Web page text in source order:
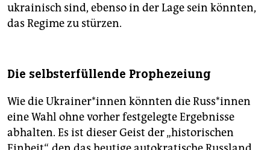
ukrainisch sind, ebenso in der Lage sein könnten,
das Regime zu stürzen.
Die selbsterfüllende Prophezeiung
Wie die Ukrai­ne­r*in­nen könnten die Russ*in­nen
eine Wahl ohne vorher festgelegte Ergebnisse
abhalten. Es ist dieser Geist der „historischen